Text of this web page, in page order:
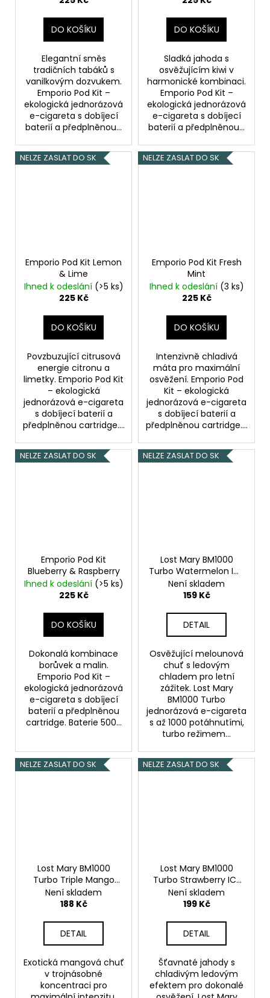
DO KOŠÍKU
Elegantní směs
tradičních tabáků s
vanilkovým dozvukem.
Emporio Pod Kit –
ekologická jednorázová
e-cigareta s dobíjecí
baterií a předplněnou...
DO KOŠÍKU
Sladká jahoda s
osvěžujícím kiwi v
harmonické kombinaci.
Emporio Pod Kit –
ekologická jednorázová
e-cigareta s dobíjecí
baterií a předplněnou...
NELZE ZASLAT DO SK
Emporio Pod Kit Lemon
& Lime
Ihned k odeslání (>5 ks)
225 Kč
DO KOŠÍKU
Povzbuzující citrusová
energie citronu a
limetky. Emporio Pod Kit
– ekologická
jednorázová e-cigareta
s dobíjecí baterií a
předplněnou cartridge....
NELZE ZASLAT DO SK
Emporio Pod Kit Fresh
Mint
Ihned k odeslání (3 ks)
225 Kč
DO KOŠÍKU
Intenzivně chladivá
máta pro maximální
osvěžení. Emporio Pod
Kit – ekologická
jednorázová e-cigareta
s dobíjecí baterií a
předplněnou cartridge....
NELZE ZASLAT DO SK
Emporio Pod Kit
Blueberry & Raspberry
Ihned k odeslání (>5 ks)
225 Kč
DO KOŠÍKU
Dokonalá kombinace
borůvek a malin.
Emporio Pod Kit –
ekologická jednorázová
e-cigareta s dobíjecí
baterií a předplněnou
cartridge. Baterie 500...
NELZE ZASLAT DO SK
Lost Mary BM1000
Turbo Watermelon ICE
20mgLedový meloun
Není skladem
159 Kč
DETAIL
Osvěžující melounová
chuť s ledovým
chladem pro letní
zážitek. Lost Mary
BM1000 Turbo
jednorázová e-cigareta
s až 1000 potáhnutími,
turbo režimem...
NELZE ZASLAT DO SK
Lost Mary BM1000
Turbo Triple Mango
20mgMango
Není skladem
188 Kč
DETAIL
Exotická mangová chuť
v trojnásobné
koncentraci pro
NELZE ZASLAT DO SK
Lost Mary BM1000
Turbo Strawberry ICE
20mgLedová jahoda
Není skladem
199 Kč
DETAIL
Šťavnaté jahody s
chladivým ledovým
efektem pro dokonalé